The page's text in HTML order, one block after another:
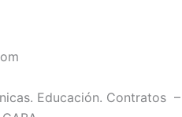
Educación. Contratos